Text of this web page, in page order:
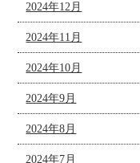
2024年12月
2024年11月
2024年10月
2024年9月
2024年8月
2024年7月